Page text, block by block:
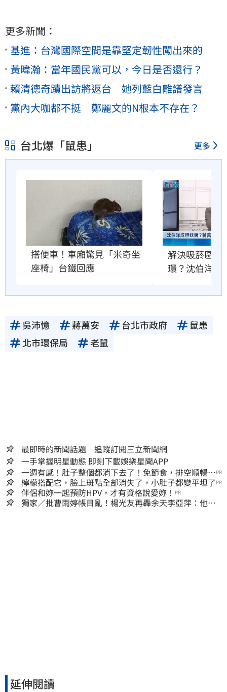
更多新聞：
基進：台灣國際空間是靠堅定韌性闖出來的
黃暐瀚：當年國民黨可以，今日是否還行？
賴清德奇蹟出訪將返台 她列藍白離譜發言
黨內大咖都不挺 鄭麗文的N根本不存在？
台北爆「鼠患」 更多
搭便車！車廂驚見「米奇坐
座椅」台鐵回應
解決吸菸區、
環？沈伯洋回
吳沛憶 蔣萬安 台北市政府
鼠患
北市環保局
老鼠
最即時的新聞話題 追蹤訂閱三立新聞網
一手掌握明星動態 即刻下載娛樂星聞APP
一週有感！肚子整個都消下去了！免節食，排空順暢就
夠
PR
檸檬搭配它，臉上斑點全部消失了，小肚子都變平坦了 PR
伴侶和妳一起預防HPV，才有資格說愛妳！ PR
獨家／批曹雨婷帳目亂！楊光友再轟余天李亞萍：他們
延伸閱讀